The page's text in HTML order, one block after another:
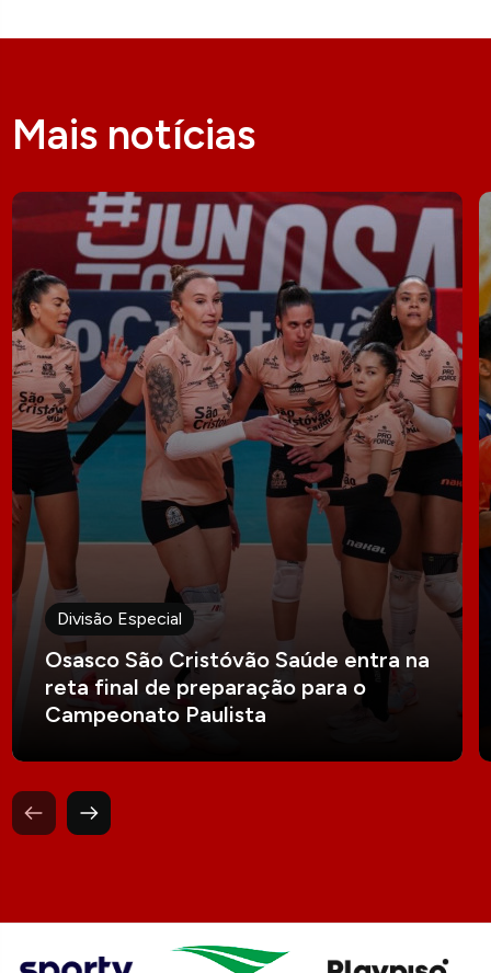
Mais notícias
Divisão Especial
Osasco São Cristóvão Saúde entra na
reta final de preparação para o
Campeonato Paulista